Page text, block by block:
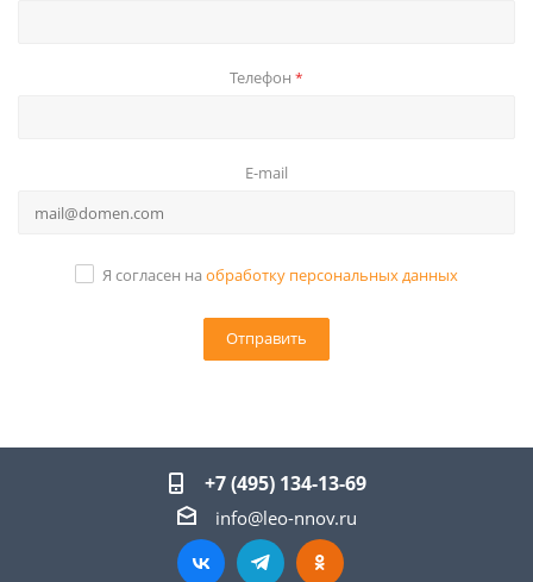
Телефон *
E-mail
Я согласен на обработку персональных данных
+7 (495) 134-13-69
info@leo-nnov.ru